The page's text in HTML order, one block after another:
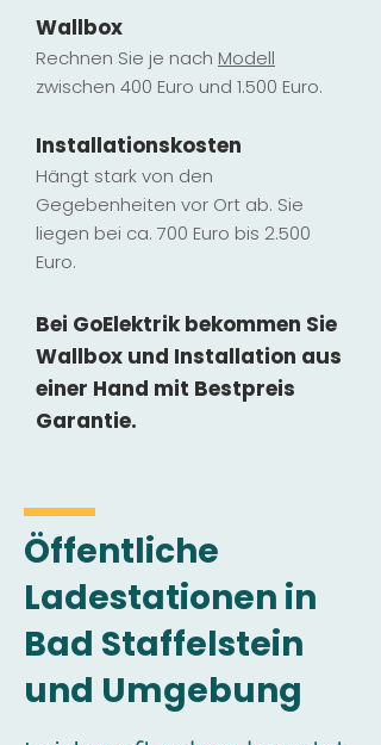
Wallbox
Rechnen Sie je nach Modell
zwischen 400 Euro und 1.500 Euro.
Installationskosten
Hängt stark von den
Gegebenheiten vor Ort ab. Sie
liegen bei ca. 700 Euro bis 2.500
Euro.
Bei GoElektrik bekommen Sie
Wallbox und Installation aus
einer Hand mit Bestpreis
Garantie.
Öffentliche
Ladestationen in
Bad Staffelstein
und Umgebung